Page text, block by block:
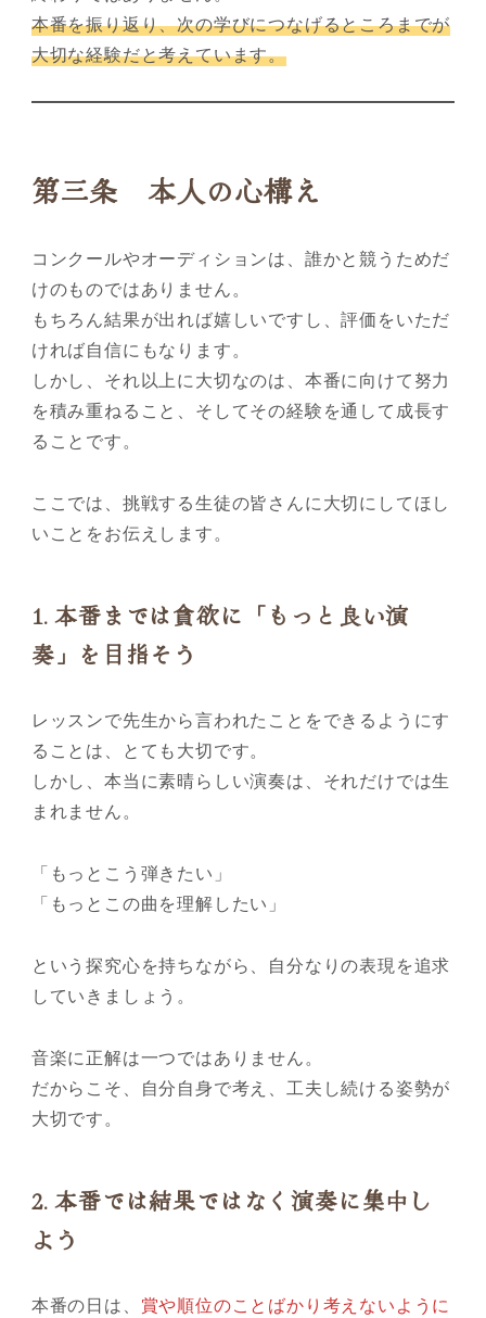
本番を振り返り、次の学びにつなげるところまでが
大切な経験だと考えています。
第三条 本人の心構え
コンクールやオーディションは、誰かと競うためだ
けのものではありません。
もちろん結果が出れば嬉しいですし、評価をいただ
ければ自信にもなります。
しかし、それ以上に大切なのは、本番に向けて努力
を積み重ねること、そしてその経験を通して成長す
ることです。
ここでは、挑戦する生徒の皆さんに大切にしてほし
いことをお伝えします。
1.本番までは貪欲に「もっと良い演
奏」を目指そう
レッスンで先生から言われたことをできるようにす
ることは、とても大切です。
しかし、本当に素晴らしい演奏は、それだけでは生
まれません。
「もっとこう弾きたい」
「もっとこの曲を理解したい」
という探究心を持ちながら、自分なりの表現を追求
していきましょう。
音楽に正解は一つではありません。
だからこそ、自分自身で考え、工夫し続ける姿勢が
大切です。
2.本番では結果ではなく演奏に集中し
よう
本番の日は、 賞や順位のことばかり考えないように